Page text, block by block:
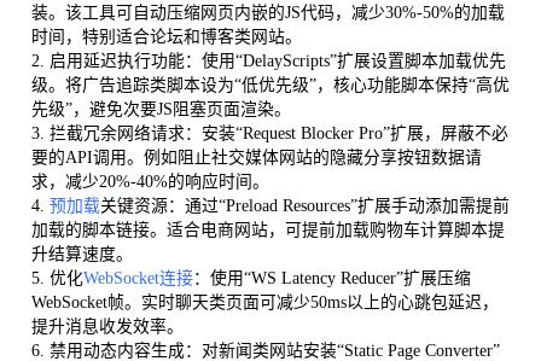
装。该工具可自动压缩网页内嵌的JS代码，减少30%-50%的加载
时间，特别适合论坛和博客类网站。
2. 启用延迟执行功能：使用“DelayScripts”扩展设置脚本加载优先
级。将广告追踪类脚本设为“低优先级”，核心功能脚本保持“高优
先级”，避免次要JS阻塞页面渲染。
3. 拦截冗余网络请求：安装“Request Blocker Pro”扩展，屏蔽不必
要的API调用。例如阻止社交媒体网站的隐藏分享按钮数据请
求，减少20%-40%的响应时间。
4. 预加载关键资源：通过“Preload Resources”扩展手动添加需提前
加载的脚本链接。适合电商网站，可提前加载购物车计算脚本提
升结算速度。
5. 优化WebSocket连接：使用“WS Latency Reducer”扩展压缩
WebSocket帧。实时聊天类页面可减少50ms以上的心跳包延迟，
提升消息收发效率。
6. 禁用动态内容生成：对新闻类网站安装“Static Page Converter”